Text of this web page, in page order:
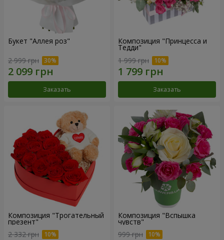
Букет "Аллея роз"
2 999 грн
Заказать
Композиция "Принцесса и
Тедди"
1 999 грн
Заказать
Композиция "Трогательный
презент"
2 332 грн
Композиция "Вспышка
чувств"
999 грн